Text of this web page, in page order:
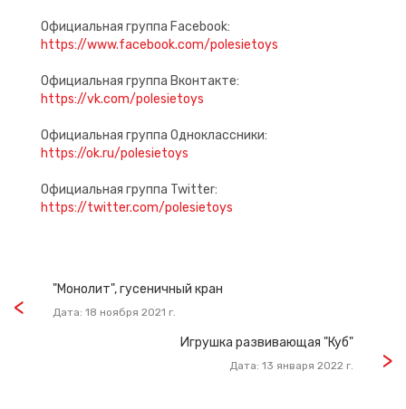
Официальная группа Facebook:
https://www.facebook.com/polesietoys
Официальная группа Вконтакте:
https://vk.com/polesietoys
Официальная группа Одноклассники:
https://ok.ru/polesietoys
Официальная группа Twitter:
https://twitter.com/polesietoys
"Монолит", гусеничный кран
Дата: 18 ноября 2021 г.
Игрушка развивающая "Куб"
Дата: 13 января 2022 г.